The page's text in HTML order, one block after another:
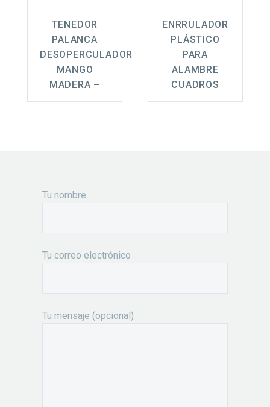
TENEDOR
PALANCA
DESOPERCULADOR
MANGO
MADERA –
ENRRULADOR
PLÁSTICO
PARA
ALAMBRE
CUADROS
Tu nombre
Tu correo electrónico
Tu mensaje (opcional)